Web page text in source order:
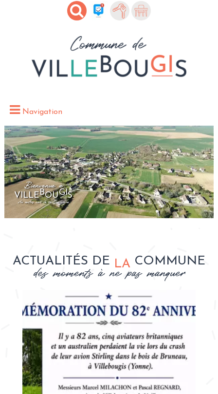
Navigation
Bienvenue à
VILLEBOUGIS
Au confins nord de la Bourgogne
ACTUALITÉS DE LA COMMUNE
des moments à ne pas manquer